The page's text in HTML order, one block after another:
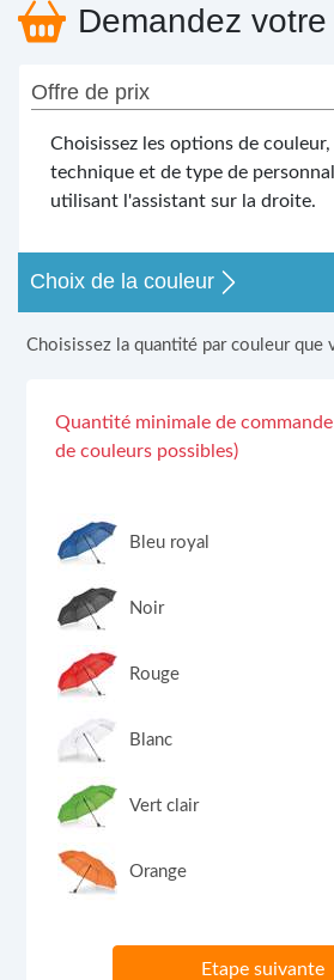
Demandez
Offre de prix
Choisissez les options de
technique et de type de
utilisant l'assistant sur la droite.
Choix de la couleur
Choisissez la quantité par couleur que
Quantité minimale de
de couleurs possibles)
Bleu royal
Noir
Rouge
Blanc
Vert clair
Orange
Etape suivante